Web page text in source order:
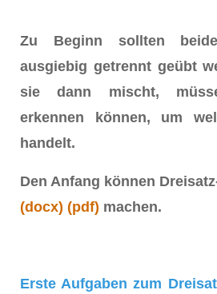
Zu Beginn sollten beide
ausgiebig getrennt geübt
sie dann mischt,
erkennen können, um
handelt.
Den Anfang können
(docx) (pdf) machen.
Erste Aufgaben zum